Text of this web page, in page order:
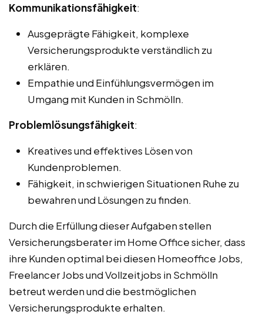
Kommunikationsfähigkeit:
Ausgeprägte Fähigkeit, komplexe
Versicherungsprodukte verständlich zu
erklären.
Empathie und Einfühlungsvermögen im
Umgang mit Kunden in Schmölln.
Problemlösungsfähigkeit:
Kreatives und effektives Lösen von
Kundenproblemen.
Fähigkeit, in schwierigen Situationen Ruhe zu
bewahren und Lösungen zu finden.
Durch die Erfüllung dieser Aufgaben stellen
Versicherungsberater im Home Office sicher, dass
ihre Kunden optimal bei diesen Homeoffice Jobs,
Freelancer Jobs und Vollzeitjobs in Schmölln
betreut werden und die bestmöglichen
Versicherungsprodukte erhalten.